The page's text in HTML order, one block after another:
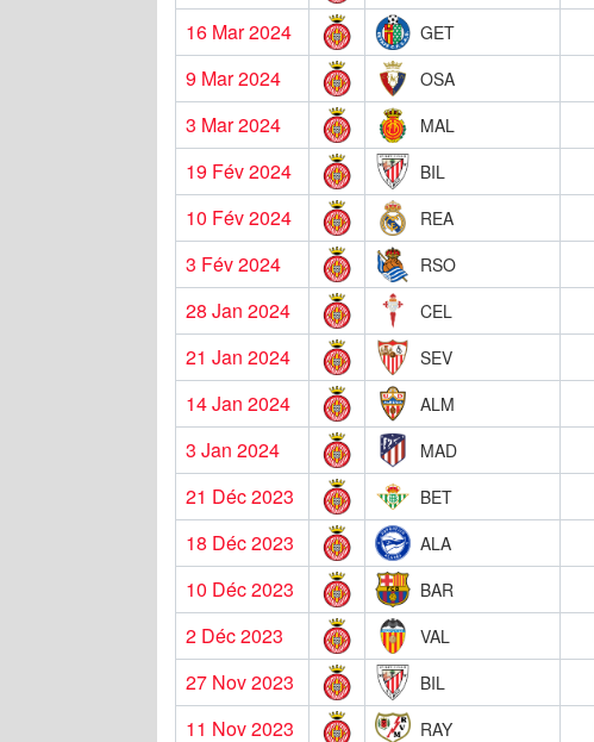
16 Mar 2024
GET
9 Mar 2024
OSA
3 Mar 2024
MAL
19 Fév 2024
BIL
10 Fév 2024
REA
3 Fév 2024
RSO
28 Jan 2024
CEL
21 Jan 2024
SEV
14 Jan 2024
ALM
3 Jan 2024
MAD
21 Déc 2023
BET
18 Déc 2023
ALA
10 Déc 2023
BAR
2 Déc 2023
VAL
27 Nov 2023
BIL
11 Nov 2023
RAY